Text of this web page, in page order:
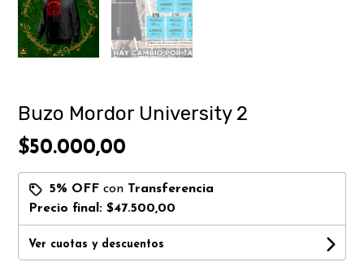
Buzo Mordor University 2
$50.000,00
5% OFF con Transferencia
Precio final:$47.500,00
Ver cuotas y descuentos